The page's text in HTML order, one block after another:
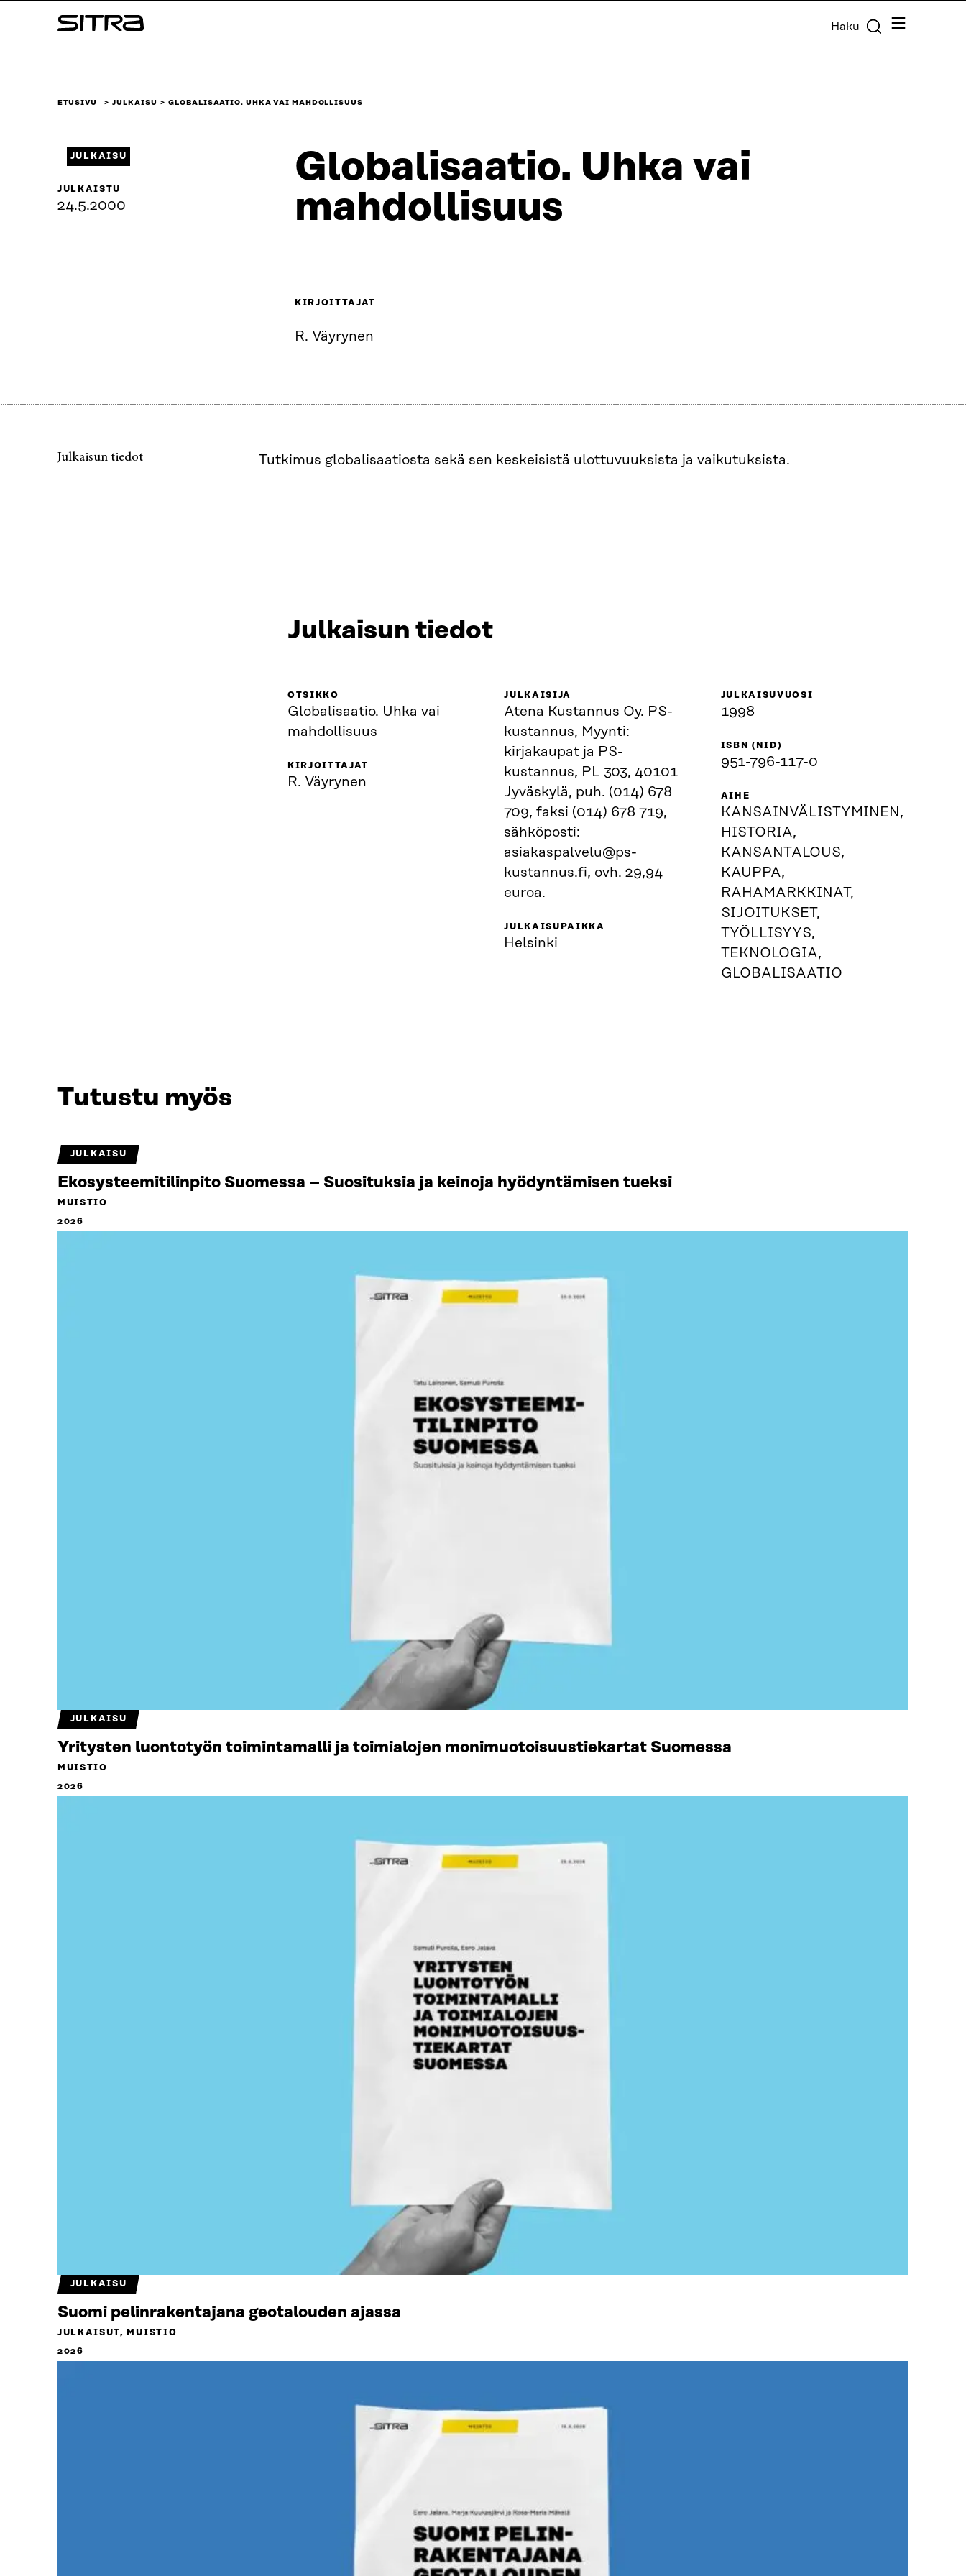
sisältöön
Sitra Haku Valikko
ETUSIVU JULKAISU GLOBALISAATIO. UHKA VAI MAHDOLLISUUS
Globalisaatio. Uhka vai
mahdollisuus
JULKAISU
JULKAISTU
24.5.2000
KIRJOITTAJAT
R. Väyrynen
Julkaisun tiedot Tutkimus globalisaatiosta sekä sen keskeisistä ulottuvuuksista ja vaikutuksista.
Julkaisun tiedot
OTSIKKO
Globalisaatio. Uhka vai
mahdollisuus
KIRJOITTAJAT
R. Väyrynen
JULKAISIJA
Atena Kustannus Oy. PS-
kustannus, Myynti:
kirjakaupat ja PS-
kustannus, PL 303, 40101
Jyväskylä, puh. (014) 678
709, faksi (014) 678 719,
sähköposti:
asiakaspalvelu@ps-
kustannus.fi, ovh. 29,94
euroa.
JULKAISUPAIKKA
Helsinki
JULKAISUVUOSI
1998
ISBN (NID)
951-796-117-0
AIHE
KANSAINVÄLISTYMINEN,
HISTORIA,
KANSANTALOUS,
KAUPPA,
RAHAMARKKINAT,
SIJOITUKSET,
TYÖLLISYYS,
TEKNOLOGIA,
GLOBALISAATIO
Tutustu myös
JULKAISU
Ekosysteemitilinpito Suomessa – Suosituksia ja keinoja hyödyntämisen tueksi
MUISTIO
2026
JULKAISU
Yritysten luontotyön toimintamalli ja toimialojen monimuotoisuustiekartat Suomessa
MUISTIO
2026
JULKAISU
Suomi pelinrakentajana geotalouden ajassa
JULKAISUT, MUISTIO
2026